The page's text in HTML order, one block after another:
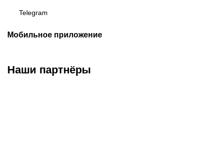
Telegram
Мобильное приложение
Наши партнёры